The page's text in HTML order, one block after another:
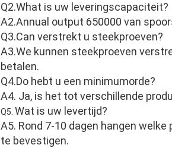
Q2.What is uw leveringscapaciteit?
A2.Annual output 650000 van
Q3.Can verstrekt u steekproeven?
A3.We kunnen steekproeven
betalen.
Q4.Do hebt u een minimumorde?
A4. Ja, is het tot verschillende
Q5. Wat is uw levertijd?
A5. Rond 7-10 dagen hangen
te bevestigen.